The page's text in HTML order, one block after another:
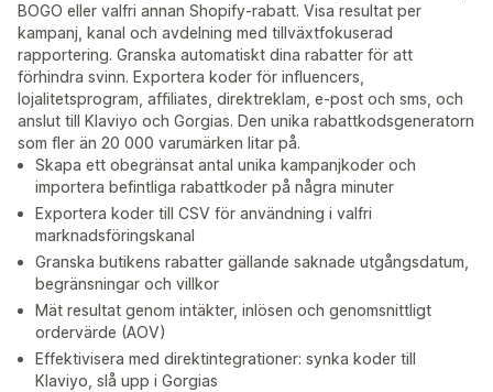
BOGO eller valfri annan Shopify-rabatt. Visa resultat per
kampanj, kanal och avdelning med tillväxtfokuserad
rapportering. Granska automatiskt dina rabatter för att
förhindra svinn. Exportera koder för influencers,
lojalitetsprogram, affiliates, direktreklam, e-post och sms, och
anslut till Klaviyo och Gorgias. Den unika rabattkodsgeneratorn
som fler än 20 000 varumärken litar på.
Skapa ett obegränsat antal unika kampanjkoder och
importera befintliga rabattkoder på några minuter
Exportera koder till CSV för användning i valfri
marknadsföringskanal
Granska butikens rabatter gällande saknade utgångsdatum,
begränsningar och villkor
Mät resultat genom intäkter, inlösen och genomsnittligt
ordervärde (AOV)
Effektivisera med direktintegrationer: synka koder till
Klaviyo, slå upp i Gorgias